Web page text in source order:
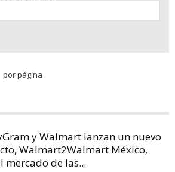
por página
y Walmart lanzan un nuevo
Walmart2Walmart México,
mercado de las...